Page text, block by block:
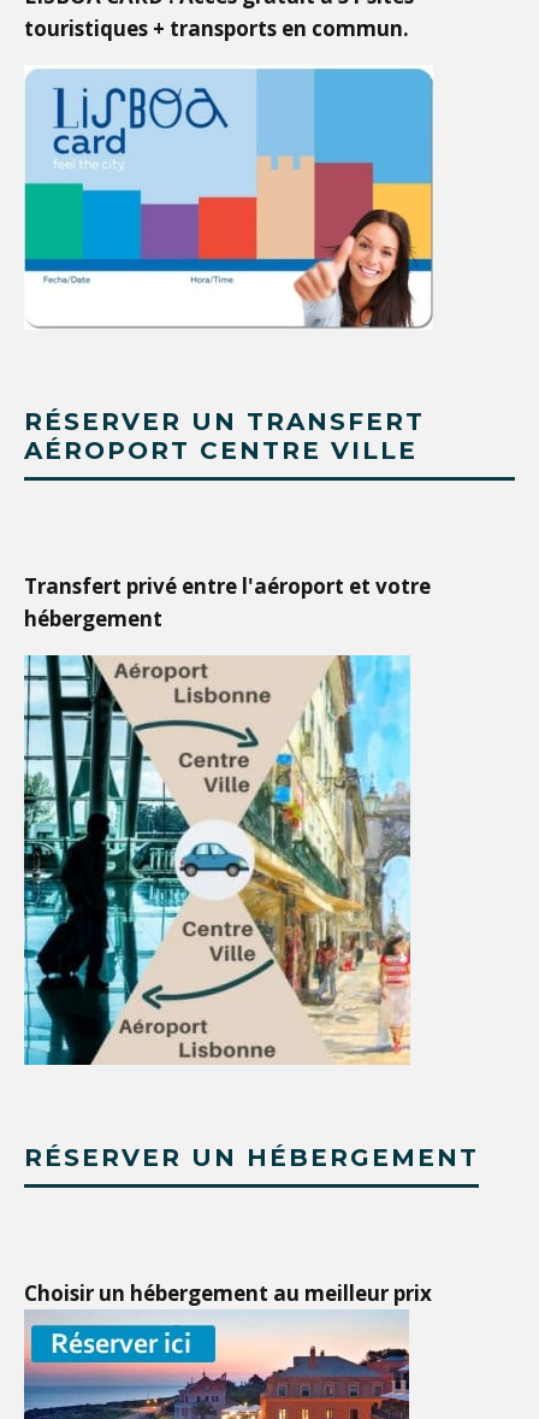
touristiques + transports en commun.
RÉSERVER UN TRANSFERT
AÉROPORT CENTRE VILLE
Transfert privé entre l'aéroport et votre
hébergement
RÉSERVER UN HÉBERGEMENT
Choisir un hébergement au meilleur prix